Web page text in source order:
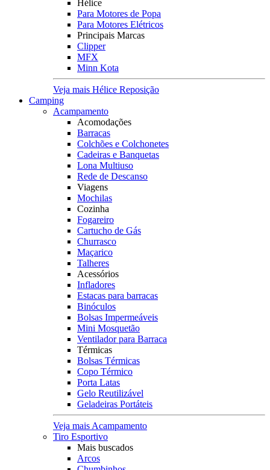
Hélice
Para Motores de Popa
Para Motores Elétricos
Principais Marcas
Clipper
MFX
Minn Kota
Veja mais Hélice Reposição
Camping
Acampamento
Acomodações
Barracas
Colchões e Colchonetes
Cadeiras e Banquetas
Lona Multiuso
Rede de Descanso
Viagens
Mochilas
Cozinha
Fogareiro
Cartucho de Gás
Churrasco
Maçarico
Talheres
Acessórios
Infladores
Estacas para barracas
Binóculos
Bolsas Impermeáveis
Mini Mosquetão
Ventilador para Barraca
Térmicas
Bolsas Térmicas
Copo Térmico
Porta Latas
Gelo Reutilizável
Geladeiras Portáteis
Veja mais Acampamento
Tiro Esportivo
Mais buscados
Arcos